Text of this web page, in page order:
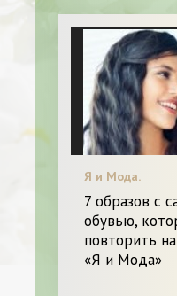
Я и Мода.
7 образов с
обувью,
повторить
«Я и Мода»